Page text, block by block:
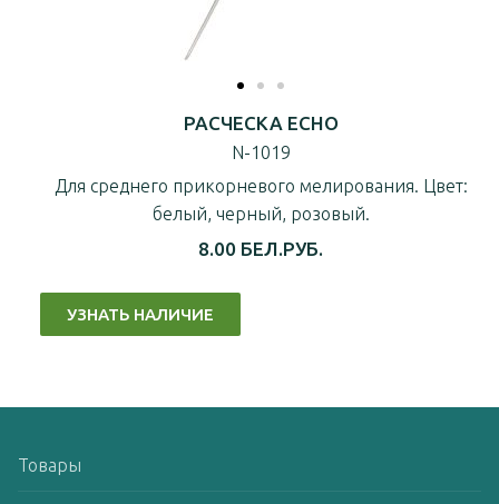
РАСЧЕСКА ECHO
N-1019
Для среднего прикорневого мелирования. Цвет:
белый, черный, розовый.
8.00 БЕЛ.РУБ.
УЗНАТЬ НАЛИЧИЕ
Товары